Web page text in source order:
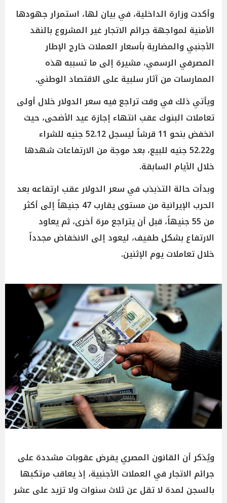
وأكدت وزارة الداخلية، في بيان لها، استمرار جهودها
الأمنية لمواجهة جرائم الاتجار غير المشروع بالنقد
الأجنبي والمضاربة بأسعار العملات خارج الإطار
المصرفي الرسمي، مشيرة إلى ما تسببه هذه
الممارسات من آثار سلبية على الاقتصاد الوطني.
ويأتي ذلك في وقت تراجع فيه سعر الدولار خلال أولى
تعاملات البنوك عقب انتهاء إجازة عيد الأضحى، حيث
انخفض بنحو 11 قرشاً ليسجل 52.12 جنيه للشراء
و52.22 جنيه للبيع، بعد موجة من الارتفاعات شهدها
خلال الأيام السابقة.
وبدأت حالة التذبذب في سعر الدولار عقب ارتفاعه بعد
الحرب الإيرانية من مستوى يقارب 47 جنيهاً إلى أكثر
من 55 جنيهاً، قبل أن يتراجع مرة أخرى، ثم يعاود
الارتفاع بشكل طفيف، ليعود إلى الانخفاض مجدداً
خلال تعاملات يوم الإثنين.
ويُذكر أن القانون المصري يفرض عقوبات مشددة على
جرائم الاتجار في العملات الأجنبية، إذ يعاقب مرتكبها
بالسجن لمدة لا تقل عن ثلاث سنوات ولا تزيد على عشر